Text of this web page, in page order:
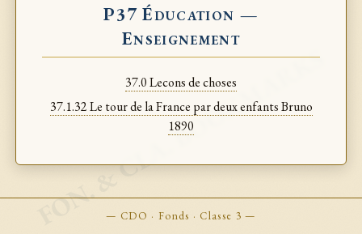
FON. & CLA. BOOKMARKS
P37 Éducation —
Enseignement
37.0 Lecons de choses
37.1.32 Le tour de la France par deux enfants Bruno
1890
— CDO · Fonds · Classe 3 —